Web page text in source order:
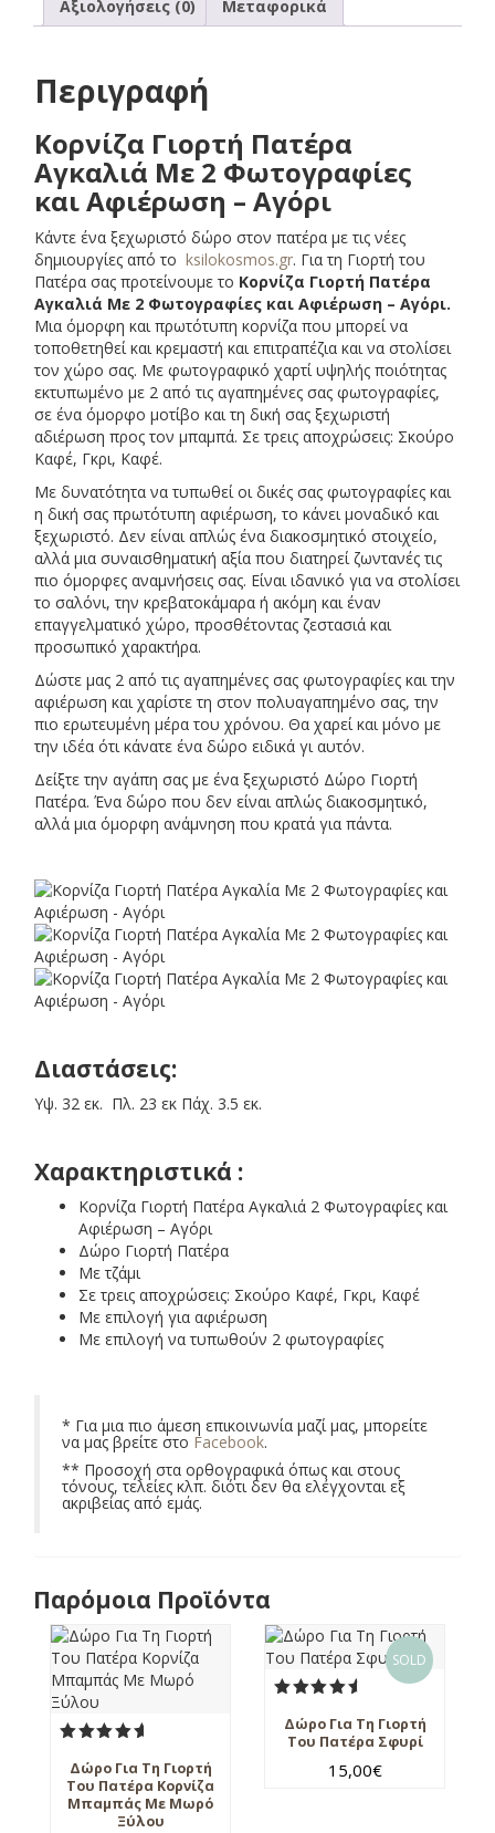
Αξιολογήσεις (0) Μεταφορικά
Περιγραφή
Κορνίζα Γιορτή Πατέρα
Αγκαλιά Με 2 Φωτογραφίες
και Αφιέρωση – Αγόρι
Κάντε ένα ξεχωριστό δώρο στον πατέρα με τις νέες
δημιουργίες από το ksilokosmos.gr. Για τη Γιορτή του
Πατέρα σας προτείνουμε το Κορνίζα Γιορτή Πατέρα
Αγκαλιά Με 2 Φωτογραφίες και Αφιέρωση – Αγόρι.
Μια όμορφη και πρωτότυπη κορνίζα που μπορεί να
τοποθετηθεί και κρεμαστή και επιτραπέζια και να στολίσει
τον χώρο σας. Με φωτογραφικό χαρτί υψηλής ποιότητας
εκτυπωμένο με 2 από τις αγαπημένες σας φωτογραφίες,
σε ένα όμορφο μοτίβο και τη δική σας ξεχωριστή
αδιέρωση προς τον μπαμπά. Σε τρεις αποχρώσεις: Σκούρο
Καφέ, Γκρι, Καφέ.
Με δυνατότητα να τυπωθεί οι δικές σας φωτογραφίες και
η δική σας πρωτότυπη αφιέρωση, το κάνει μοναδικό και
ξεχωριστό. Δεν είναι απλώς ένα διακοσμητικό στοιχείο,
αλλά μια συναισθηματική αξία που διατηρεί ζωντανές τις
πιο όμορφες αναμνήσεις σας. Είναι ιδανικό για να στολίσει
το σαλόνι, την κρεβατοκάμαρα ή ακόμη και έναν
επαγγελματικό χώρο, προσθέτοντας ζεστασιά και
προσωπικό χαρακτήρα.
Δώστε μας 2 από τις αγαπημένες σας φωτογραφίες και την
αφιέρωση και χαρίστε τη στον πολυαγαπημένο σας, την
πιο ερωτευμένη μέρα του χρόνου. Θα χαρεί και μόνο με
την ιδέα ότι κάνατε ένα δώρο ειδικά γι αυτόν.
Δείξτε την αγάπη σας με ένα ξεχωριστό Δώρο Γιορτή
Πατέρα. Ένα δώρο που δεν είναι απλώς διακοσμητικό,
αλλά μια όμορφη ανάμνηση που κρατά για πάντα.
Διαστάσεις:
Υψ. 32 εκ. Πλ. 23 εκ Πάχ. 3.5 εκ.
Χαρακτηριστικά :
Κορνίζα Γιορτή Πατέρα Αγκαλιά 2 Φωτογραφίες και
Αφιέρωση – Αγόρι
Δώρο Γιορτή Πατέρα
Με τζάμι
Σε τρεις αποχρώσεις: Σκούρο Καφέ, Γκρι, Καφέ
Με επιλογή για αφιέρωση
Με επιλογή να τυπωθούν 2 φωτογραφίες
* Για μια πιο άμεση επικοινωνία μαζί μας, μπορείτε
να μας βρείτε στο Facebook.
** Προσοχή στα ορθογραφικά όπως και στους
τόνους, τελείες κλπ. διότι δεν θα ελέγχονται εξ
ακριβείας από εμάς.
Παρόμοια Προϊόντα
με5.00
από 5
Δώρο Για Τη Γιορτή
Του Πατέρα Κορνίζα
Μπαμπάς Με Μωρό
Ξύλου
SOLD
με4.95
από 5
Δώρο Για Τη Γιορτή
Του Πατέρα Σφυρί
15,00€